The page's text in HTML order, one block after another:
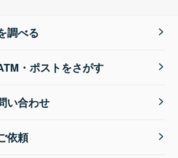
調べる
・ポストをさがす
い合わせ
依頼